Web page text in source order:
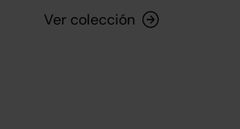
Ver colección